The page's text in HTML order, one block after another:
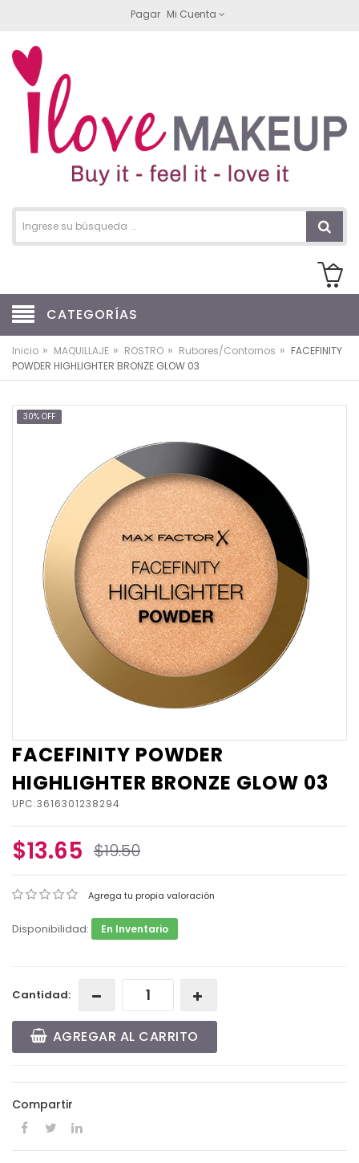
Pagar Mi Cuenta
CATEGORÍAS
Inicio » MAQUILLAJE » ROSTRO » Rubores/Contornos » FACEFINITY
POWDER HIGHLIGHTER BRONZE GLOW 03
30% OFF
FACEFINITY POWDER
HIGHLIGHTER BRONZE GLOW 03
UPC:3616301238294
$13.65 $19.50
Agrega tu propia valoración
Disponibilidad: En Inventario
Cantidad:
AGREGAR AL CARRITO
Compartir